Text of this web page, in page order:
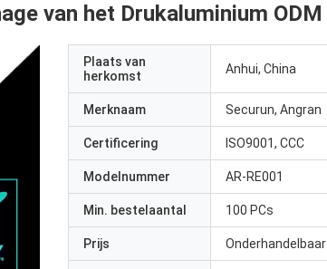
van het Drukaluminium ODM
Plaats van
herkomst
Anhui, China
Merknaam Securun, Angran
Certificering ISO9001, CCC
Modelnummer AR-RE001
Min. bestelaantal 100 PCs
Prijs Onderhandelbaar